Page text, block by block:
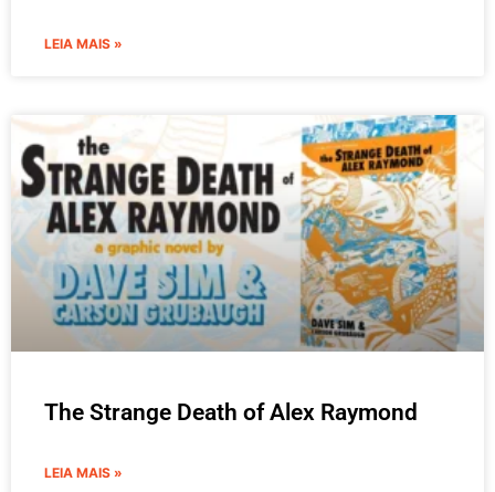
LEIA MAIS »
The Strange Death of Alex Raymond
LEIA MAIS »